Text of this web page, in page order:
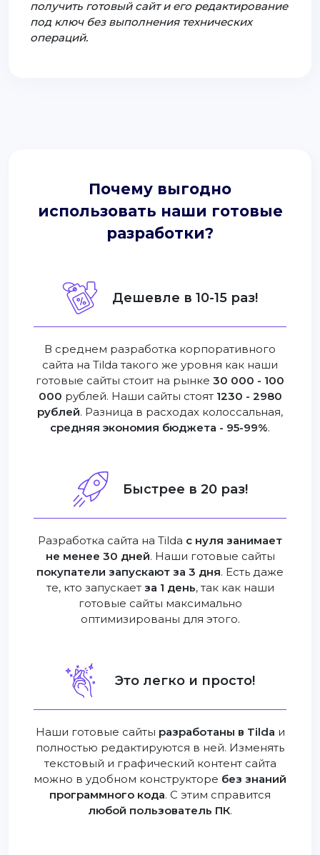
получить готовый сайт и его редактирование
под ключ без выполнения технических
операций.
Почему выгодно
использовать наши готовые
разработки?
Дешевле в 10-15 раз!
В среднем разработка корпоративного
сайта на Tilda такого же уровня как наши
готовые сайты стоит на рынке 30 000 - 100
000 рублей. Наши сайты стоят 1230 - 2980
рублей. Разница в расходах колоссальная,
средняя экономия бюджета - 95-99%.
Быстрее в 20 раз!
Разработка сайта на Tilda с нуля занимает
не менее 30 дней. Наши готовые сайты
покупатели запускают за 3 дня. Есть даже
те, кто запускает за 1 день, так как наши
готовые сайты максимально
оптимизированы для этого.
Это легко и просто!
Наши готовые сайты разработаны в Tilda и
полностью редактируются в ней. Изменять
текстовый и графический контент сайта
можно в удобном конструкторе без знаний
программного кода. С этим справится
любой пользователь ПК.